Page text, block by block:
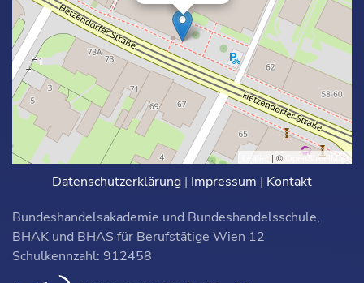
Leaflet | © OpenStreetMap
Datenschutzerklärung | Impressum | Kontakt
Bundeshandelsakademie und Bundeshandelsschule,
BHAK und BHAS für Berufstätige Wien 12
Schulkennzahl: 912458